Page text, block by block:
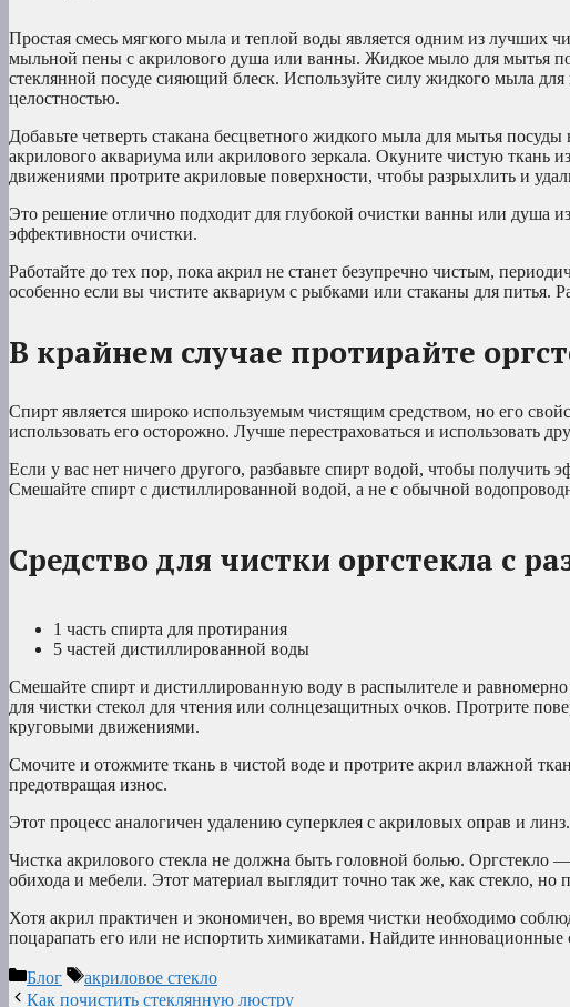
Простая смесь мягкого мыла и теплой воды является одним из лучших
мыльной пены с акрилового душа или ванны. Жидкое мыло для мытья
стеклянной посуде сияющий блеск. Используйте силу жидкого мыла
целостностью.
Добавьте четверть стакана бесцветного жидкого мыла для мытья
акрилового аквариума или акрилового зеркала. Окуните чистую
движениями протрите акриловые поверхности, чтобы разрыхлить и
Это решение отлично подходит для глубокой очистки ванны или душа
эффективности очистки.
Работайте до тех пор, пока акрил не станет безупречно чистым,
особенно если вы чистите аквариум с рыбками или стаканы для питья.
В крайнем случае протирайте
Спирт является широко используемым чистящим средством, но его
использовать его осторожно. Лучше перестраховаться и использовать
Если у вас нет ничего другого, разбавьте спирт водой, чтобы получить
Смешайте спирт с дистиллированной водой, а не с обычной
Средство для чистки оргстекла с
1 часть спирта для протирания
5 частей дистиллированной воды
Смешайте спирт и дистиллированную воду в распылителе и равномерно
для чистки стекол для чтения или солнцезащитных очков. Протрите
круговыми движениями.
Смочите и отожмите ткань в чистой воде и протрите акрил влажной
предотвращая износ.
Этот процесс аналогичен удалению суперклея с акриловых оправ и
Чистка акрилового стекла не должна быть головной болью. Оргстекло
обихода и мебели. Этот материал выглядит точно так же, как стекло, но
Хотя акрил практичен и экономичен, во время чистки необходимо
поцарапать его или не испортить химикатами. Найдите
Рубрики
Блог Метки
акриловое стекло
Как почистить стеклянную люстру